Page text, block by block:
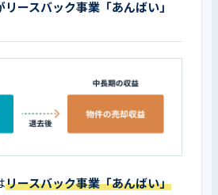
ースバック事業「あんばい」
リースバック事業「あんばい」